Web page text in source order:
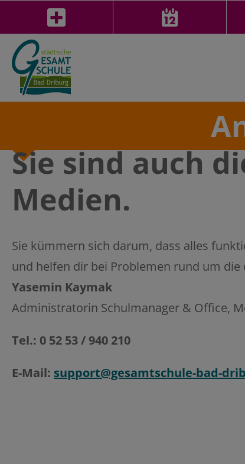
Sie sind auch
Medien.
Sie kümmern sich darum, dass alles
und helfen dir bei Problemen rund um die
Yasemin Kaymak
Administratorin Schulmanager & Office,
Tel.: 0 52 53 / 940 210
E-Mail: support@gesamtschule-bad-